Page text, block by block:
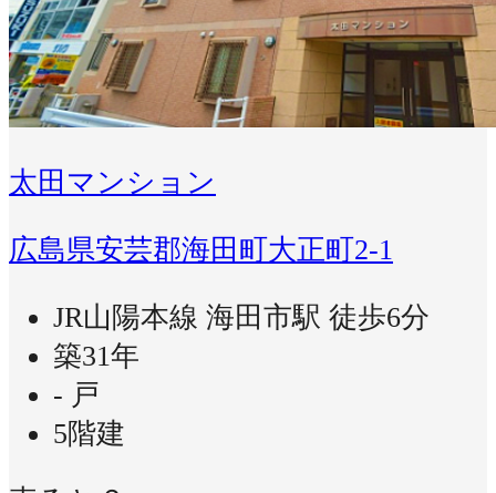
太田マンション
広島県安芸郡海田町大正町2-1
JR山陽本線 海田市駅 徒歩6分
築31年
- 戸
5階建